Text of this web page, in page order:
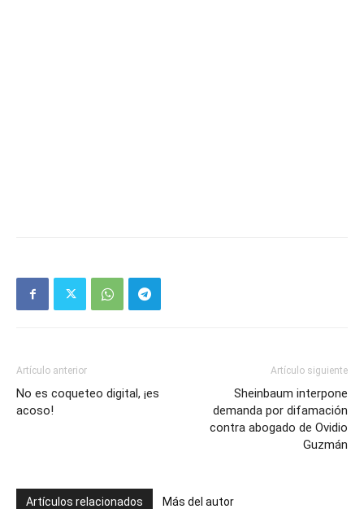
Artículo anterior
No es coqueteo digital, ¡es
acoso!
Artículo siguiente
Sheinbaum interpone
demanda por difamación
contra abogado de Ovidio
Guzmán
Artículos relacionados Más del autor